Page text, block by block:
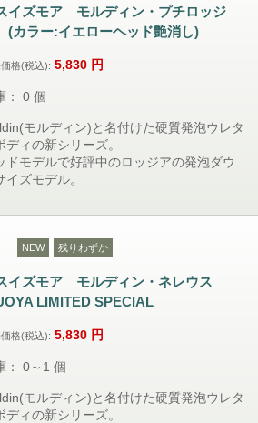
イズモア モルディン・プチロッジ
カラー:イエローヘッド艶消し)
格(税込): 5,830 円
： 0 個
モルディン)と名付けた硬質発泡ウレタ
ディの新シリーズ。
ドモデルで好評中のロッジアの発泡ダウ
イズモデル。
NEW 残りわずか
イズモア モルディン・ネレウス
LIMITED SPECIAL
格(税込): 5,830 円
： 0～1 個
モルディン)と名付けた硬質発泡ウレタ
ディの新シリーズ。